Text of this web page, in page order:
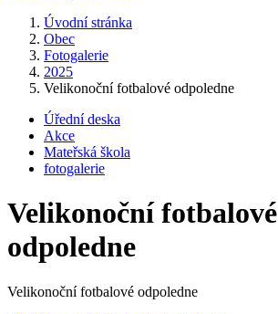
Úvodní stránka
Obec
Fotogalerie
2025
Velikonoční fotbalové odpoledne
Úřední deska
Akce
Mateřská škola
fotogalerie
Velikonoční fotbalové
odpoledne
Velikonoční fotbalové odpoledne